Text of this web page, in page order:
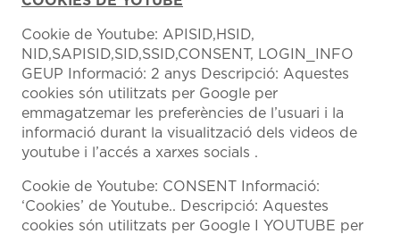
Cookie de Youtube: APISID,HSID,
NID,SAPISID,SID,SSID,CONSENT, LOGIN_INFO
GEUP Informació: 2 anys Descripció: Aquestes
cookies són utilitzats per Google per
emmagatzemar les preferències de l’usuari i la
informació durant la visualització dels videos de
youtube i l’accés a xarxes socials .
Cookie de Youtube: CONSENT Informació:
‘Cookies’ de Youtube.. Descripció: Aquestes
cookies són utilitzats per Google I YOUTUBE per